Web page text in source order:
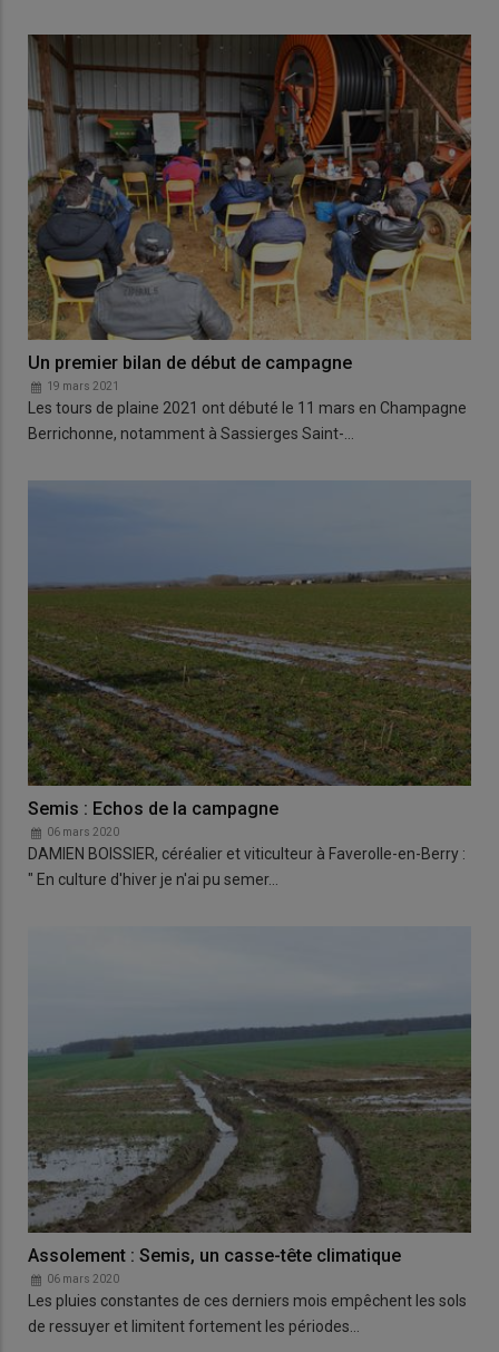
Un premier bilan de début de campagne
19 mars 2021
Les tours de plaine 2021 ont débuté le 11 mars en Champagne
Berrichonne, notamment à Sassierges Saint-…
Semis : Echos de la campagne
06 mars 2020
DAMIEN BOISSIER, céréalier et viticulteur à Faverolle-en-Berry :
" En culture d'hiver je n'ai pu semer…
Assolement : Semis, un casse-tête climatique
06 mars 2020
Les pluies constantes de ces derniers mois empêchent les sols
de ressuyer et limitent fortement les périodes…